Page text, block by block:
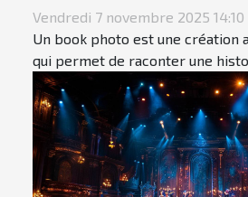
Vendredi 7 novembre 2025 14:10
Un book photo est une création
qui permet de raconter une